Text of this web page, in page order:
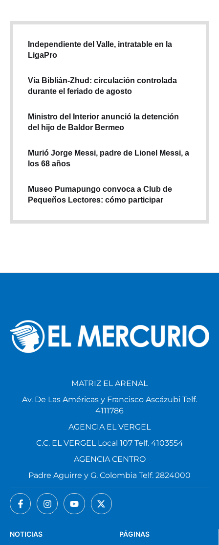
Independiente del Valle, intratable en la
LigaPro
Vía Biblián-Zhud: circulación controlada
durante el feriado de agosto
Ministro del Interior anunció la detención
del hijo de Baldor Bermeo
Murió Jorge Messi, padre de Lionel Messi, a
los 68 años
Museo Pumapungo convoca a Club de
Pequeños Lectores: cómo participar
PÁGINAS
NOTICIAS
MATRIZ EL ARENAL
Av. De Las Américas y Francisco Ascázubi Telf.
4111786
AGENCIA EL VERGEL
C.C. EL VERGEL Local 107 Telf. 4103554
AGENCIA CENTRO
Padre Aguirre y G. Colombia Telf. 2824000